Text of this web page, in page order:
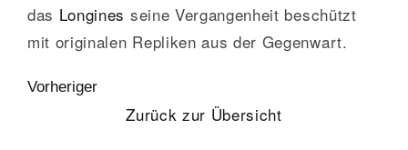
das Longines seine Vergangenheit beschützt
mit originalen Repliken aus der Gegenwart.
Vorheriger
Zurück zur Übersicht